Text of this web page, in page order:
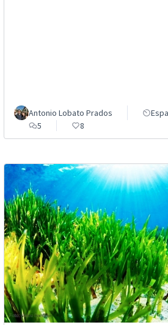
Antonio Lobato Prados
5
8